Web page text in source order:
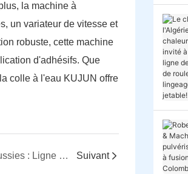
la machine à
un variateur de vitesse et
robuste, cette machine
d'adhésifs. Que
colle à l'eau KUJUN offre
Formation et personnalisation réussies : Ligne de production avancée de gaze hémostatique Suivant